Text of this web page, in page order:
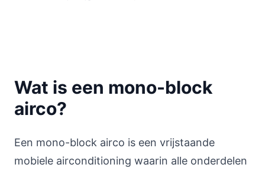
Wat is een mono-block
airco?
Een mono-block airco is een vrijstaande
mobiele airconditioning waarin alle onderdelen